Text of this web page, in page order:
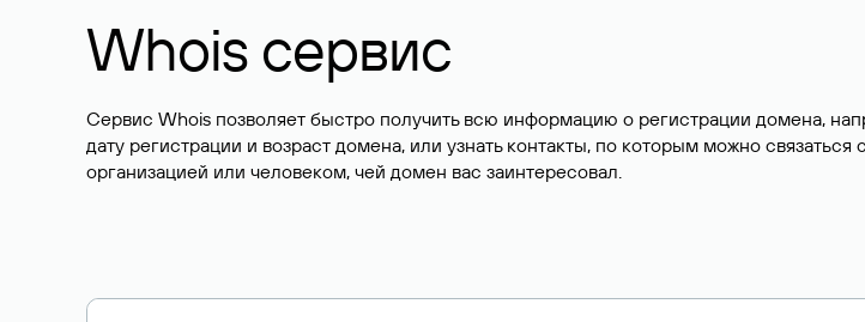
Whois сервис
Сервис Whois позволяет быстро получить всю информацию о регистрации домена,
дату регистрации и возраст домена, или узнать контакты, по которым можно связаться с
организацией или человеком, чей домен вас заинтересовал.